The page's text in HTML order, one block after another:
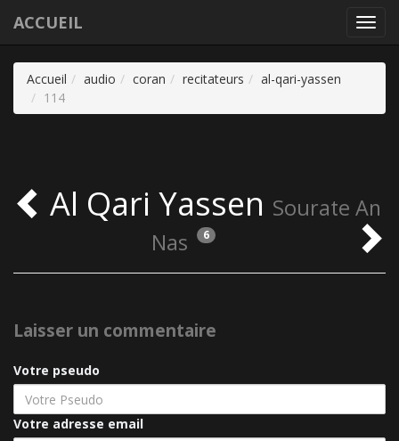
ACCUEIL
Accueil audio coran recitateurs
al-qari-yassen
114
Al Qari Yassen Sourate An
Nas
6
Laisser un commentaire
Votre pseudo
Votre adresse email